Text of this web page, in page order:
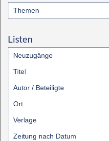
Themen
Listen
Neuzugänge
Titel
Autor / Beteiligte
Ort
Verlage
Zeitung nach Datum